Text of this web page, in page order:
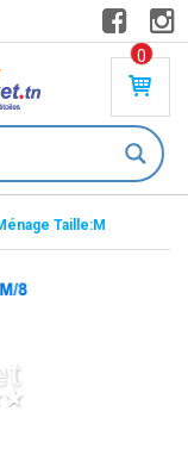
0
PR
DU
IT(
S)
Taille:M